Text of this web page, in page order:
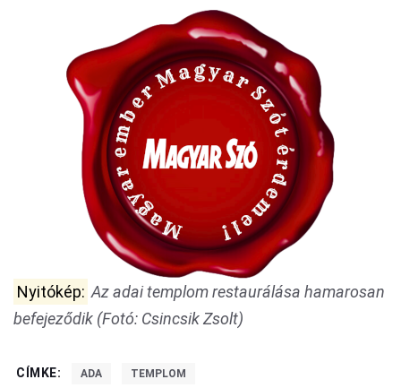
Nyitókép: Az adai templom restaurálása hamarosan
befejeződik (Fotó: Csincsik Zsolt)
CÍMKE: ADA TEMPLOM